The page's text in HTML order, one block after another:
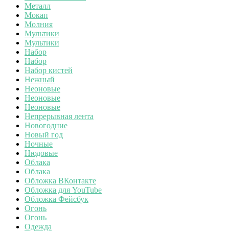
Металл
Мокап
Молния
Мультики
Мультики
Набор
Набор
Набор кистей
Нежный
Неоновые
Неоновые
Неоновые
Непрерывная лента
Новогодние
Новый год
Ночные
Нюдовые
Облака
Облака
Обложка ВКонтакте
Обложка для YouTube
Обложка Фейсбук
Огонь
Огонь
Одежда